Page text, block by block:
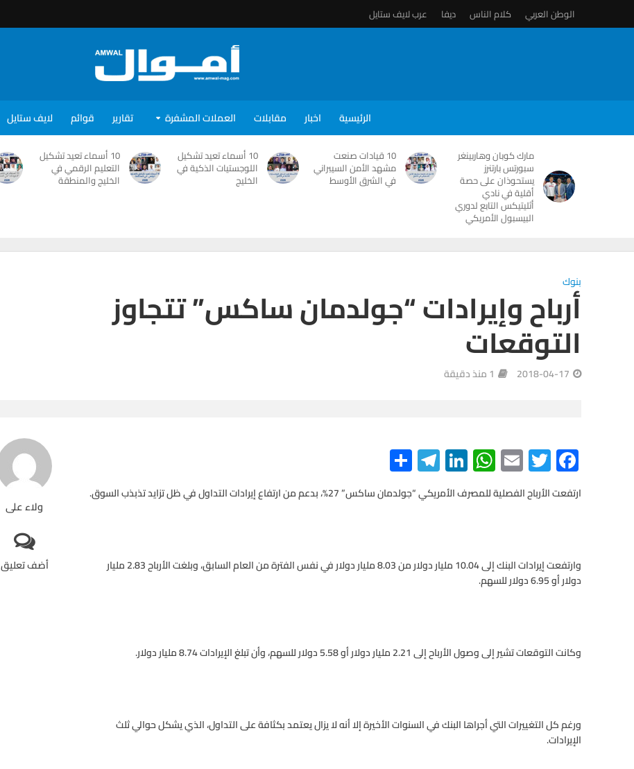
الوطن العربي كلام الناس ديفا عرب لايف ستايل
الرئيسية اخبار مقابلات العملات المشفرة تقارير قوائم لايف ستايل
مارك كوبان وهاربينغر
سبورتس بارتنرز
يستحوذان على حصة
أقلية في نادي
أثليتيكس التابع لدوري
البيسبول الأمريكي
10 قيادات صنعت
مشهد الأمن السيبراني
في الشرق الأوسط
10 أسماء تعيد تشكيل
اللوجستيات الذكية في
الخليج
10 أسماء تعيد تشكيل
التعليم الرقمي في
الخليج والمنطقة
بنوك
أرباح وإيرادات “جولدمان ساكس” تتجاوز
التوقعات
2018-04-17 1 منذ دقيقة
ولاء على
أضف تعليق
F
ac
e
o
k
T
wi
tt
E
m
ail
W
h
at
p
Li
n
ke
Te
le
gr
S
h
ar
ارتفعت الأرباح الفصلية للمصرف الأمريكي “جولدمان ساكس” 27%، بدعم من ارتفاع إيرادات التداول في ظل تزايد تذبذب السوق.
وارتفعت إيرادات البنك إلى 10.04 مليار دولار من 8.03 مليار دولار في نفس الفترة من العام السابق، وبلغت الأرباح 2.83 مليار
دولار أو 6.95 دولار للسهم.
وكانت التوقعات تشير إلى وصول الأرباح إلى 2.21 مليار دولار أو 5.58 دولار للسهم، وأن تبلغ الإيرادات 8.74 مليار دولار.
ورغم كل التغييرات التي أجراها البنك في السنوات الأخيرة إلا أنه لا يزال يعتمد بكثافة على التداول، الذي يشكل حوالي ثلث
الإيرادات.